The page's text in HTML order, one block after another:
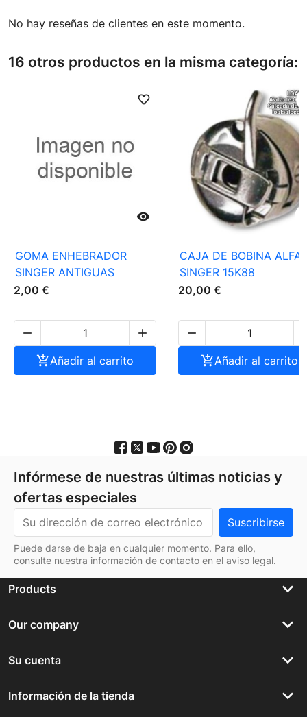
No hay reseñas de clientes en este momento.
16 otros productos en la misma categoría:

favorite_border
GOMA ENHEBRADOR
SINGER ANTIGUAS
2,00 €


Añadir al carrito
CAJA DE BOBINA ALFA
SINGER 15K88
20,00 €

Añadir al carrito
Infórmese de nuestras últimas noticias y
ofertas especiales
Puede darse de baja en cualquier momento. Para ello,
consulte nuestra información de contacto en el aviso legal.
Products keyboard_arrow_down
Our company keyboard_arrow_down
Su cuenta keyboard_arrow_down
Información de la tienda keyboard_arrow_down